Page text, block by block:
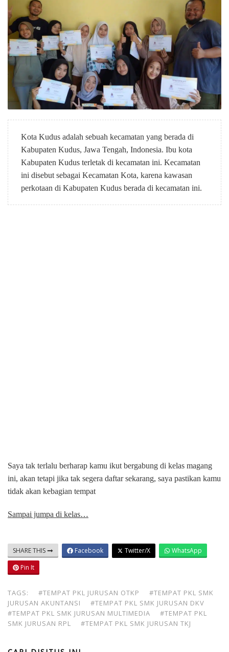
Kota Kudus adalah sebuah kecamatan yang berada di
Kabupaten Kudus, Jawa Tengah, Indonesia. Ibu kota
Kabupaten Kudus terletak di kecamatan ini. Kecamatan
ini disebut sebagai Kecamatan Kota, karena kawasan
perkotaan di Kabupaten Kudus berada di kecamatan ini.
Saya tak terlalu berharap kamu ikut bergabung di kelas magang
ini, akan tetapi jika tak segera daftar sekarang, saya pastikan kamu
tidak akan kebagian tempat
Sampai jumpa di kelas…
SHARE THIS Facebook Twitter/X
WhatsApp
Pin It
TAGS: #TEMPAT PKL JURUSAN OTKP
#TEMPAT PKL SMK
JURUSAN AKUNTANSI
#TEMPAT PKL SMK JURUSAN DKV
#TEMPAT PKL SMK JURUSAN MULTIMEDIA
#TEMPAT PKL
SMK JURUSAN RPL
#TEMPAT PKL SMK JURUSAN TKJ